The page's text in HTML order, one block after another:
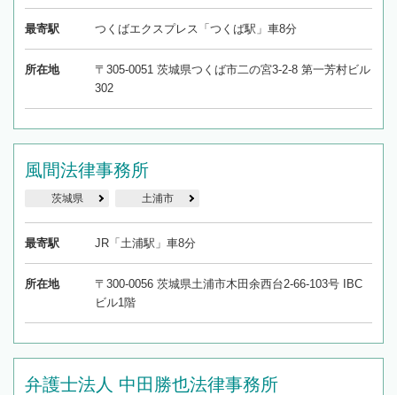
最寄駅 つくばエクスプレス「つくば駅」車8分
所在地
〒305-0051 茨城県つくば市二の宮3-2-8 第一芳村ビル
302
風間法律事務所
茨城県 土浦市
最寄駅 JR「土浦駅」車8分
所在地
〒300-0056 茨城県土浦市木田余西台2-66-103号 IBC
ビル1階
弁護士法人 中田勝也法律事務所